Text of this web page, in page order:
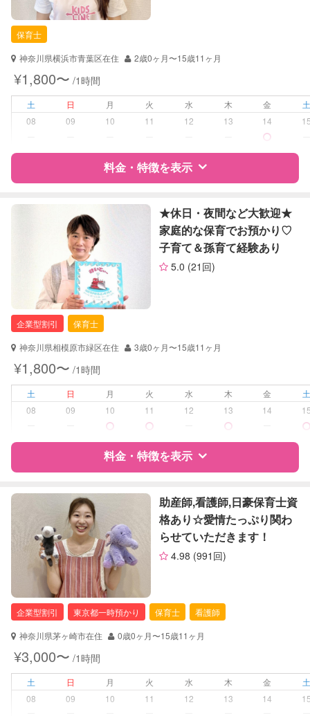
お子様の撮影
（定期特典）
保育士
夜間対応
外国語対応
障がい児対応 対応可否は個別に相談
お子様の撮影
（定期特典）
保育士
神奈川県横浜市青葉区在住
2歳0ヶ月〜15歳11ヶ月
¥1,800〜 /1時間
土 日 月 火 水 木 金
08
09 10 11 12 13 14
料金・特徴を表示
特徴 レビュー
サポートの特徴
保育士
幼稚園教諭
対応可能/特徴
送迎サポート
外国語対応
病児、病後児、ともに不可
対応可否は個別に相談
お子様の撮影
（定期特典）
対応可能
★休日・夜間など大歓迎★
家庭的な保育でお預かり♡
子育て＆孫育て経験あり
5.0 (21回)
企業型割引
保育士
神奈川県相模原市緑区在住
3歳0ヶ月〜15歳11ヶ月
¥1,800〜 /1時間
土 日 月 火 水 木 金
08
09 10 11 12 13 14
料金・特徴を表示
特徴 料金 レビュー
サポートの特徴
企業型割引対象(旧内閣府補助対象)
保育士
対応可能/特徴
送迎サポート
外国語対応
子育て経験
助産師,看護師,日豪保育士資
格あり☆愛情たっぷり関わ
らせていただきます！
4.98 (991回)
企業型割引 東京都一時預かり 保育士
看護師
神奈川県茅ヶ崎市在住
0歳0ヶ月〜15歳11ヶ月
¥3,000〜 /1時間
土 日 月 火 水 木 金
08
09 10 11 12 13 14